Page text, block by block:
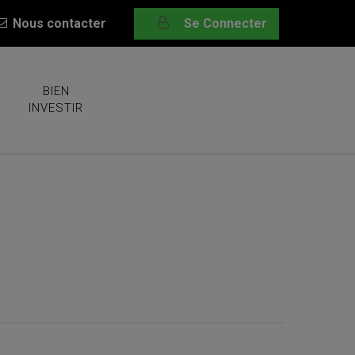
Nous contacter Se Connecter
BIEN
INVESTIR